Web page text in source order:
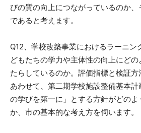
びの質の向上につながっているのか
であると考えます。
Q12、学校改築事業におけるラーニン
どもたちの学力や主体性の向上にど
たらしているのか。評価指標と検証方
あわせて、第二期学校施設整備基本
の学びを第一に」とする方針がどの
か、市の基本的な考え方を伺います。